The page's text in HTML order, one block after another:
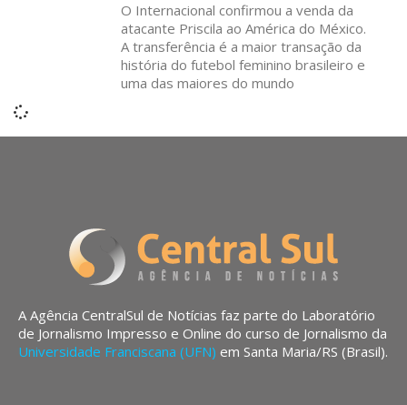
O Internacional confirmou a venda da
atacante Priscila ao América do México.
A transferência é a maior transação da
história do futebol feminino brasileiro e
uma das maiores do mundo
A Agência CentralSul de Notícias faz parte do Laboratório
de Jornalismo Impresso e Online do curso de Jornalismo da
Universidade Franciscana (UFN) em Santa Maria/RS (Brasil).